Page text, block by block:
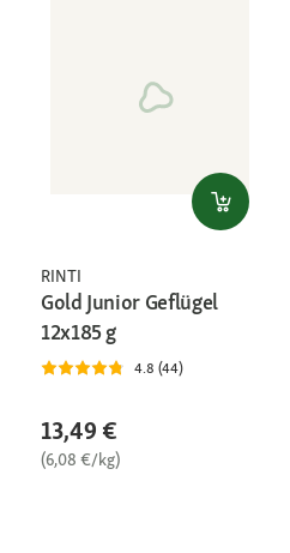
RINTI
Gold Junior Geflügel
12x185 g
4.8 (44)
13,49 €
(6,08 €/kg)